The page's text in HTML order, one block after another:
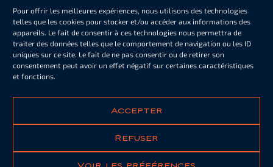
Pour offrir les meilleures expériences, nous utilisons des technologies
telles que les cookies pour stocker et/ou accéder aux informations des
appareils. Le fait de consentir à ces technologies nous permettra de
traiter des données telles que le comportement de navigation ou les ID
uniques sur ce site. Le fait de ne pas consentir ou de retirer son
consentement peut avoir un effet négatif sur certaines caractéristiques
et fonctions.
Accepter
Refuser
Cartes de piscine ou de parking
Informations
Documents